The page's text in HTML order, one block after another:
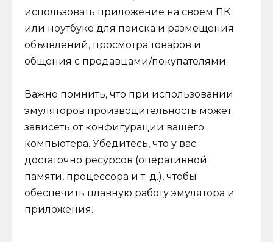
использовать приложение на своем ПК
или ноутбуке для поиска и размещения
объявлений, просмотра товаров и
общения с продавцами/покупателями.
Важно помнить, что при использовании
эмуляторов производительность может
зависеть от конфигурации вашего
компьютера. Убедитесь, что у вас
достаточно ресурсов (оперативной
памяти, процессора и т. д.), чтобы
обеспечить плавную работу эмулятора и
приложения.